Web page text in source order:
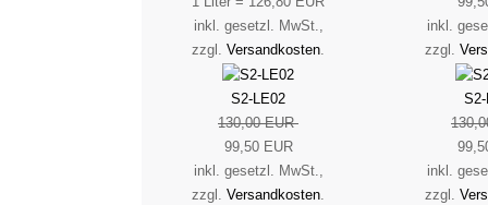
inkl. gesetzl. MwSt.,
zzgl. Versandkosten
inkl.
zzgl.
S2-LE02
130,00 EUR
99,50 EUR
inkl. gesetzl. MwSt.,
zzgl. Versandkosten.
inkl.
zzgl.